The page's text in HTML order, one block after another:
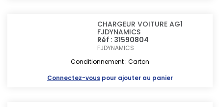
CHARGEUR VOITURE AG1
FJDYNAMICS
Réf : 31590804
FJDYNAMICS
Conditionnement : Carton
Connectez-vous pour ajouter au panier